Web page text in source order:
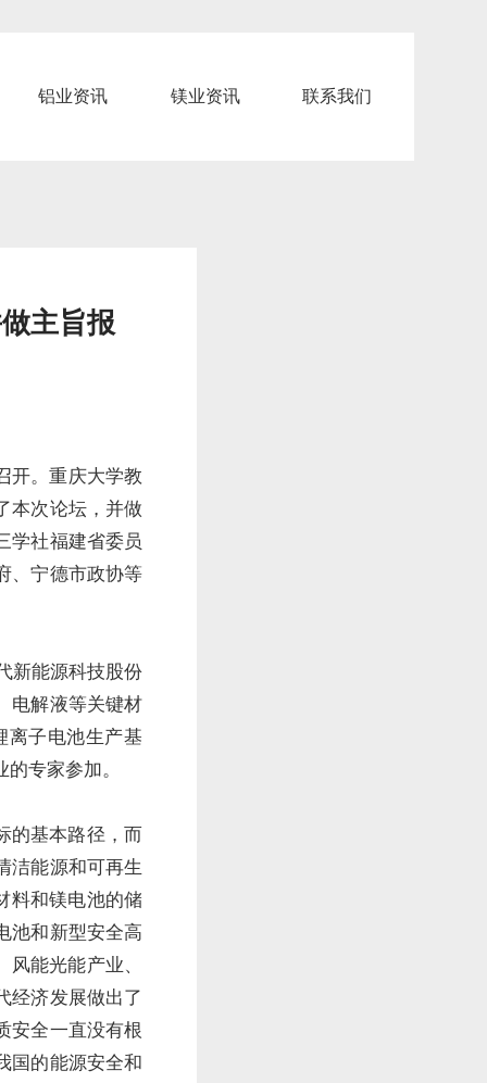
铝业资讯 镁业资讯 联系我们
主旨报
开。重庆大学教
本次论坛，并做
学社福建省委员
、宁德市政协等
新能源科技股份
电解液等关键材
离子电池生产基
专家参加。
的基本路径，而
洁能源和可再生
料和镁电池的储
池和新型安全高
能光能产业、
经济发展做出了
安全一直没有根
国的能源安全和